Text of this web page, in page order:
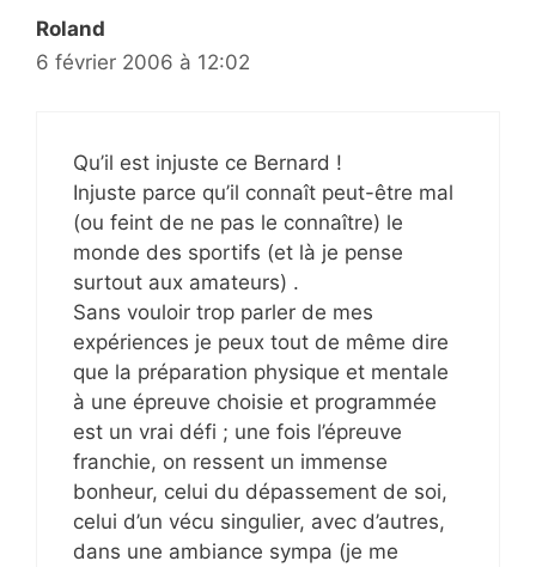
Roland
6 février 2006 à 12:02
Qu’il est injuste ce Bernard !
Injuste parce qu’il connaît peut-être mal
(ou feint de ne pas le connaître) le
monde des sportifs (et là je pense
surtout aux amateurs) .
Sans vouloir trop parler de mes
expériences je peux tout de même dire
que la préparation physique et mentale
à une épreuve choisie et programmée
est un vrai défi ; une fois l’épreuve
franchie, on ressent un immense
bonheur, celui du dépassement de soi,
celui d’un vécu singulier, avec d’autres,
dans une ambiance sympa (je me